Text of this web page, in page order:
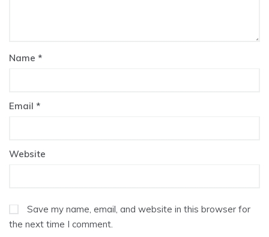
Name *
Email *
Website
Save my name, email, and website in this browser for
the next time I comment.